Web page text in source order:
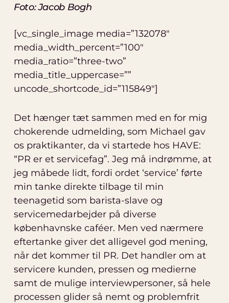
Foto: Jacob Bogh
[vc_single_image media=”132078″
media_width_percent=”100″
media_ratio=”three-two”
media_title_uppercase=””
uncode_shortcode_id=”115849″]
Det hænger tæt sammen med en for mig
chokerende udmelding, som Michael gav
os praktikanter, da vi startede hos HAVE:
“PR er et servicefag”. Jeg må indrømme, at
jeg måbede lidt, fordi ordet ‘service’ førte
min tanke direkte tilbage til min
teenagetid som barista-slave og
servicemedarbejder på diverse
københavnske caféer. Men ved nærmere
eftertanke giver det alligevel god mening,
når det kommer til PR. Det handler om at
servicere kunden, pressen og medierne
samt de mulige interviewpersoner, så hele
processen glider så nemt og problemfrit